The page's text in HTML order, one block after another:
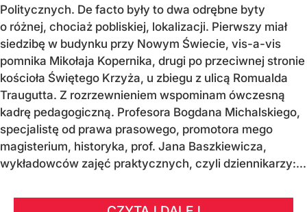
Politycznych. De facto były to dwa odrębne byty
o różnej, chociaż pobliskiej, lokalizacji. Pierwszy miał
siedzibę w budynku przy Nowym Świecie, vis-a-vis
pomnika Mikołaja Kopernika, drugi po przeciwnej stronie
kościoła Świętego Krzyża, u zbiegu z ulicą Romualda
Traugutta. Z rozrzewnieniem wspominam ówczesną
kadrę pedagogiczną. Profesora Bogdana Michalskiego,
specjalistę od prawa prasowego, promotora mego
magisterium, historyka, prof. Jana Baszkiewicza,
wykładowców zajęć praktycznych, czyli dziennikarzy:...